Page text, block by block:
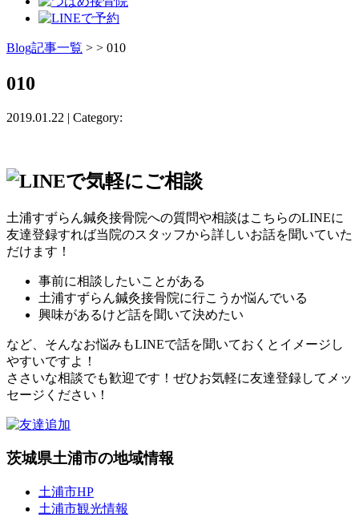
Blog記事一覧 > > 010
010
2019.01.22 | Category:
土浦すずらん鍼灸接骨院への質問や相談はこちらのLINEに
友達登録すれば当院のスタッフから詳しいお話を聞いていた
だけます！
事前に相談したいことがある
土浦すずらん鍼灸接骨院に行こうか悩んでいる
興味があるけど話を聞いて決めたい
など、そんなお悩みもLINEで話を聞いておくとイメージし
やすいですよ！
ささいな相談でも歓迎です！ぜひお気軽に友達登録してメッ
セージください！
茨城県土浦市の地域情報
土浦市HP
土浦市観光情報